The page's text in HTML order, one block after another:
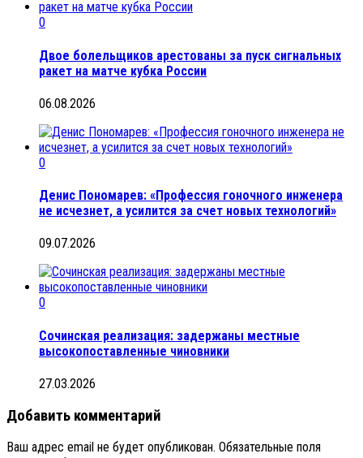
0
Двое болельщиков арестованы за пуск сигнальных
ракет на матче кубка России
06.08.2026
0
Денис Пономарев: «Профессия гоночного инженера
не исчезнет, а усилится за счет новых технологий»
09.07.2026
0
Сочинская реализация: задержаны местные
высокопоставленные чиновники
27.03.2026
Добавить комментарий
Ваш адрес email не будет опубликован. Обязательные поля